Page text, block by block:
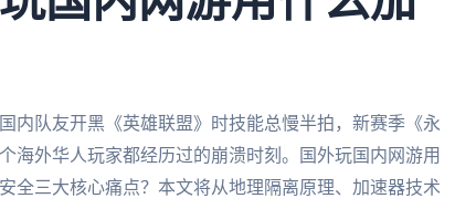
内队友开黑《英雄联盟》时技能总慢半拍，新赛季《永
外华人玩家都经历过的崩溃时刻。国外玩国内网游用
全三大核心痛点？本文将从地理隔离原理、加速器技术